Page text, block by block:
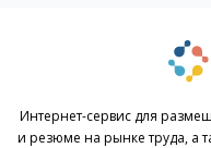
Интернет-сервис для
и резюме на рынке труда, а